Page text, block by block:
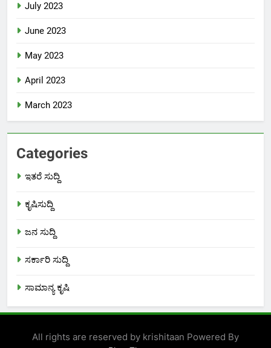
July 2023
June 2023
May 2023
April 2023
March 2023
Categories
ಇತರೆ ಸುದ್ದಿ
ಕೃಷಿಸುದ್ದಿ
ಜನ ಸುದ್ದಿ
ಸರ್ಕಾರಿ ಸುದ್ದಿ
ಸಾಮಾನ್ಯ ಕೃಷಿ
All rights are reserved by krishitaan Powered By